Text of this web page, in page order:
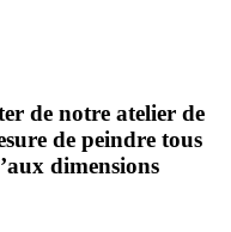
de notre atelier de
de peindre tous
dimensions